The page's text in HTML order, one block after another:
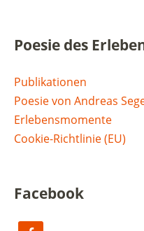
Poesie des
Publikationen
Poesie von Andreas
Erlebensmomente
Cookie-Richtlinie (EU)
Facebook